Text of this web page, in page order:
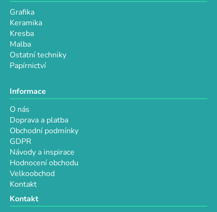
Grafika
Keramika
Kresba
Malba
Ostatní techniky
Papírnictví
Informace
O nás
Doprava a platba
Obchodní podmínky
GDPR
Návody a inspirace
Hodnocení obchodu
Velkoobchod
Kontakt
Kontakt